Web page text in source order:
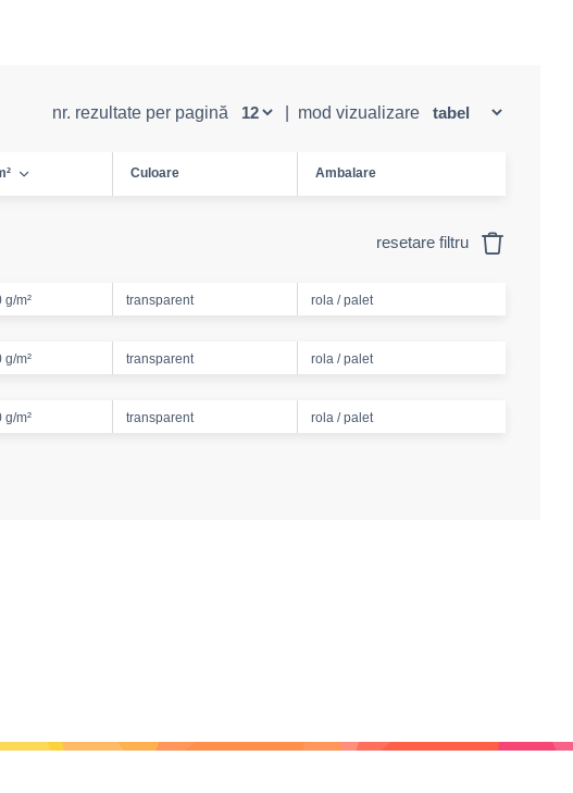
nr. rezultate per pagină mod vizualizare
Culoare Ambalare
resetare filtru
g/m² transparent rola / palet
g/m² transparent rola / palet
g/m² transparent rola / palet